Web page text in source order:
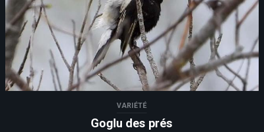
VARIÉTÉ
Goglu des prés